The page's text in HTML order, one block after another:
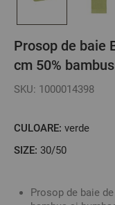
Prosop de baie
cm 50%
SKU: 1000014398
CULOARE: verde
SIZE: 30/50
Prosop de baie